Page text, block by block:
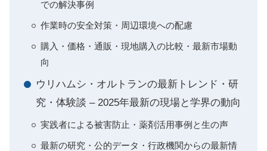
での解決事例
作業時の安全対策・周辺環境への配慮
購入・価格・通販・現地購入の比較・最新市場動
向
ウリハムシ・オルトランの最新トレンド・研
究・体験談 – 2025年最新の現場と学界の動向
実践者による被害防止・薬剤活用事例と生の声
最新の研究・公的データ・行政機関からの最新情